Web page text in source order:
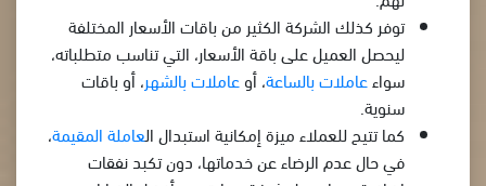
توفر كذلك الشركة الكثير من باقات الأسعار المختلفة
ليحصل العميل على باقة الأسعار، التي تناسب متطلباته،
سواءعاملات بالساعة، أوعاملات بالشهر، أو باقات
سنوية.
كما تتيح للعملاء ميزة إمكانية استبدال العاملة المقيمة،
في حال عدم الرضاء عن خدماتها، دون تكبد نفقات